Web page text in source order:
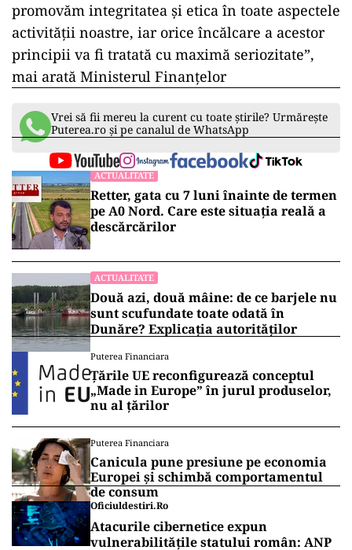
promovăm integritatea și etica în toate aspectele
activității noastre, iar orice încălcare a acestor
principii va fi tratată cu maximă seriozitate”,
mai arată Ministerul Finanțelor
Vrei să fii mereu la curent cu toate știrile? Urmărește
Puterea.ro și pe canalul de WhatsApp
ACTUALITATE
Retter, gata cu 7 luni înainte de termen
pe A0 Nord. Care este situația reală a
descărcărilor
ACTUALITATE
Două azi, două mâine: de ce barjele nu
sunt scufundate toate odată în
Dunăre? Explicația autorităților
Puterea Financiara
Țările UE reconfigurează conceptul
„Made in Europe” în jurul produselor,
nu al țărilor
Puterea Financiara
Canicula pune presiune pe economia
Europei și schimbă comportamentul
de consum
Oficiuldestiri.ro
Atacurile cibernetice expun
vulnerabilitățile statului român: ANP